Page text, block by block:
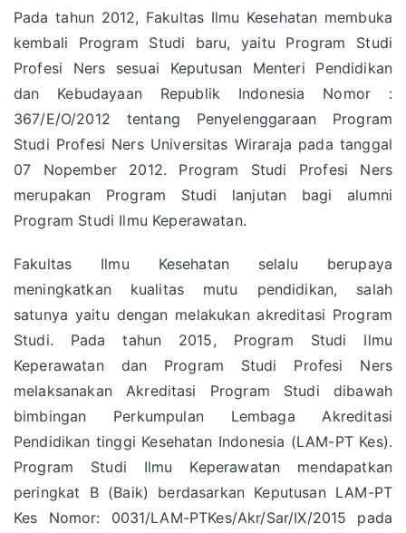
Pada tahun 2012, Fakultas Ilmu Kesehatan membuka
kembali Program Studi baru, yaitu Program Studi
Profesi Ners sesuai Keputusan Menteri Pendidikan
dan Kebudayaan Republik Indonesia Nomor :
367/E/O/2012 tentang Penyelenggaraan Program
Studi Profesi Ners Universitas Wiraraja pada tanggal
07 Nopember 2012. Program Studi Profesi Ners
merupakan Program Studi lanjutan bagi alumni
Program Studi Ilmu Keperawatan.
Fakultas Ilmu Kesehatan selalu berupaya
meningkatkan kualitas mutu pendidikan, salah
satunya yaitu dengan melakukan akreditasi Program
Studi. Pada tahun 2015, Program Studi Ilmu
Keperawatan dan Program Studi Profesi Ners
melaksanakan Akreditasi Program Studi dibawah
bimbingan Perkumpulan Lembaga Akreditasi
Pendidikan tinggi Kesehatan Indonesia (LAM-PT Kes).
Program Studi Ilmu Keperawatan mendapatkan
peringkat B (Baik) berdasarkan Keputusan LAM-PT
Kes Nomor: 0031/LAM-PTKes/Akr/Sar/IX/2015 pada